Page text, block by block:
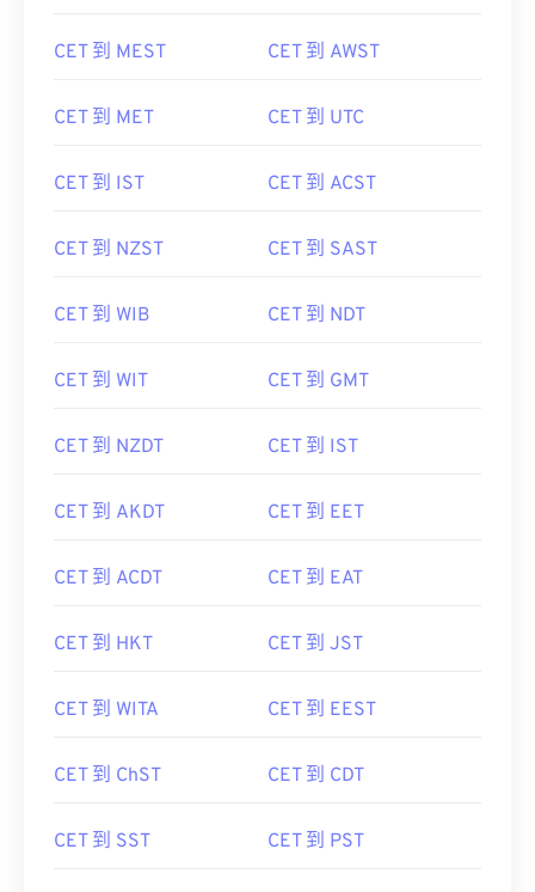
CET 到 MEST CET 到 AWST
CET 到 MET CET 到 UTC
CET 到 IST CET 到 ACST
CET 到 NZST CET 到 SAST
CET 到 WIB CET 到 NDT
CET 到 WIT CET 到 GMT
CET 到 NZDT CET 到 IST
CET 到 AKDT CET 到 EET
CET 到 ACDT CET 到 EAT
CET 到 HKT CET 到 JST
CET 到 WITA CET 到 EEST
CET 到 ChST CET 到 CDT
CET 到 SST CET 到 PST